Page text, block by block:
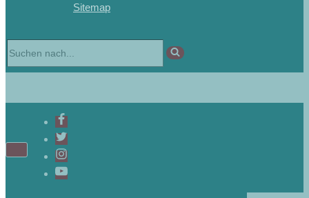
Sitemap
Navigations-